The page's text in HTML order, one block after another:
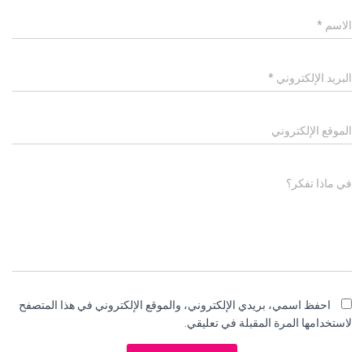
الاسم *
البريد الإلكتروني *
الموقع الإلكتروني
في ماذا تفكر؟
احفظ اسمي، بريدي الإلكتروني، والموقع الإلكتروني في هذا المتصفح
لاستخدامها المرة المقبلة في تعليقي.